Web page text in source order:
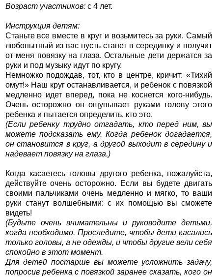
Возраст участников:с 4 лет.
Инструкция детям:
Станьте все вместе в круг и возьмитесь за руки. Самый
любопытный из вас пусть станет в серединку и получит
от меня повязку на глаза. Остальные дети держатся за
руки и под музыку идут по кругу.
Немножко подождав, тот, кто в центре, кричит: «Тихий
омут!» Наш круг останавливается, и ребенок с повязкой
медленно идет вперед, пока не коснется кого-нибудь.
Очень осторожно он ощупывает руками голову этого
ребенка и пытается определить, кто это.
(Если ребенку трудно отгадать, кто перед ним, вы
можете подсказать ему. Когда ребенок догадается,
он становится в круг, а другой выходит в середину и
надевает повязку на глаза.)
Когда касаетесь головы другого ребенка, пожалуйста,
действуйте очень осторожно. Если вы будете двигать
своими пальчиками очень медленно и мягко, то ваши
руки станут волшебными: с их помощью вы сможете
видеть!
(Будьте очень внимательны и руководите детьми,
когда необходимо. Проследите, чтобы дети касались
только головы, а не одежды, и чтобы другие вели себя
спокойно в этот момент.
Для детей постарше вы можете усложнить задачу,
попросив ребенка с повязкой заранее сказать, кого он